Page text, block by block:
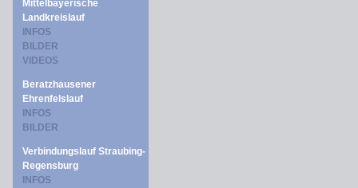
Mittelbayerische
Landkreislauf
INFOS
BILDER
VIDEOS
Beratzhausener
Ehrenfelslauf
INFOS
BILDER
Verbindungslauf Straubing-
Regensburg
INFOS